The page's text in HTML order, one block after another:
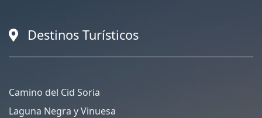
Destinos Turísticos
Camino del Cid Soria
Laguna Negra y Vinuesa